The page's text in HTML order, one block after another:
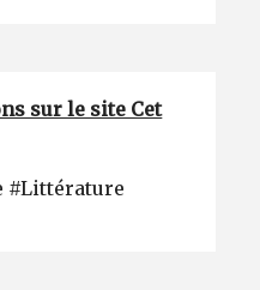
sur le site Cet
#Littérature